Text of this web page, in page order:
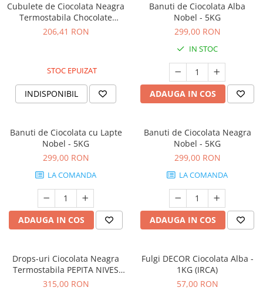
Cubulete de Ciocolata Neagra
Termostabila Chocolate
Chunks - 2.5KG
206,41 RON
STOC EPUIZAT
INDISPONIBIL
Banuti de Ciocolata Alba
Nobel - 5KG
299,00 RON
IN STOC
ADAUGA IN COS
Banuti de Ciocolata cu Lapte
Nobel - 5KG
299,00 RON
LA COMANDA
ADAUGA IN COS
Banuti de Ciocolata Neagra
Nobel - 5KG
299,00 RON
LA COMANDA
ADAUGA IN COS
Drops-uri Ciocolata Neagra
Termostabila PEPITA NIVES
(ciocolata menaj) - 5KG
315,00 RON
Fulgi DECOR Ciocolata Alba -
1KG (IRCA)
57,00 RON